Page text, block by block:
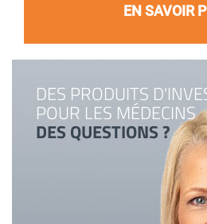
EN SAVOIR
DES PRODUITS
POUR LES MÉDECINS
DES QUESTIONS ?